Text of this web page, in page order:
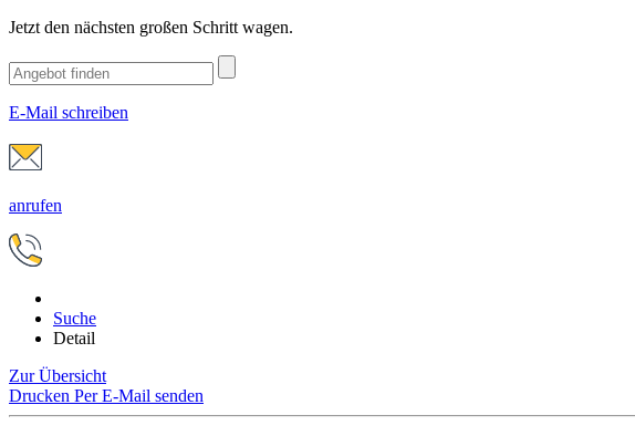
Jetzt den nächsten großen Schritt wagen.
E-Mail schreiben
anrufen
Suche
Detail
Zur Übersicht
Drucken Per E-Mail senden